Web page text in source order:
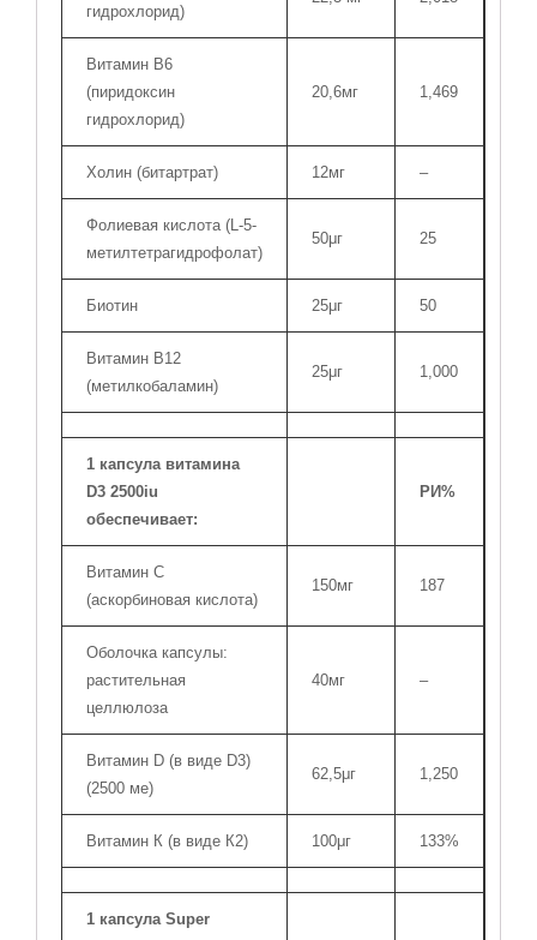
гидрохлорид)
Витамин B6
(пиридоксин
гидрохлорид)
20,6мг 1,469
Холин (битартрат) 12мг –
Фолиевая кислота (L-5-
метилтетрагидрофолат)
50μг 25
Биотин 25μг 50
Витамин В12
(метилкобаламин)
25μг 1,000
1 капсула витамина
D3 2500iu
обеспечивает:
РИ%
Витамин С
(аскорбиновая кислота)
150мг 187
Оболочка капсулы:
растительная
целлюлоза
40мг –
Витамин D (в виде D3)
(2500 ме)
62,5μг 1,250
Витамин К (в виде К2) 100μг 133%
1 капсула Super